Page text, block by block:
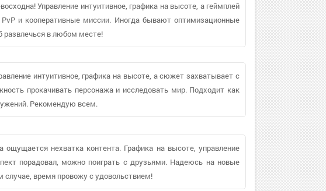
Управление интуитивное, графика на высоте, а геймплей
и кооперативные миссии. Иногда бывают оптимизационные
развлечься в любом месте!
интуитивное, графика на высоте, а сюжет захватывает с
прокачивать персонажа и исследовать мир. Подходит как
Рекомендую всем.
ощущается нехватка контента. Графика на высоте, управление
порадовал, можно поиграть с друзьями. Надеюсь на новые
случае, время провожу с удовольствием!